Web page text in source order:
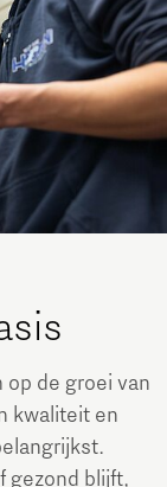
de groei van
kwaliteit en
gezond blijft,